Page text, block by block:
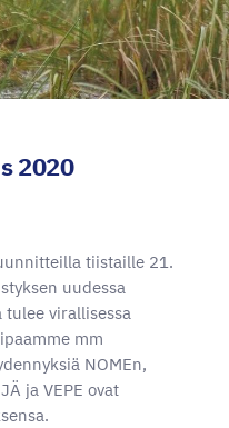
2020
tiistaille 21.
uudessa
virallisessa
mm
NOMEn,
ja VEPE ovat